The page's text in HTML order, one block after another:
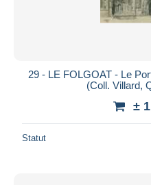
29 - LE FOLGOAT - Le
(Coll. Villard,
±
Statut